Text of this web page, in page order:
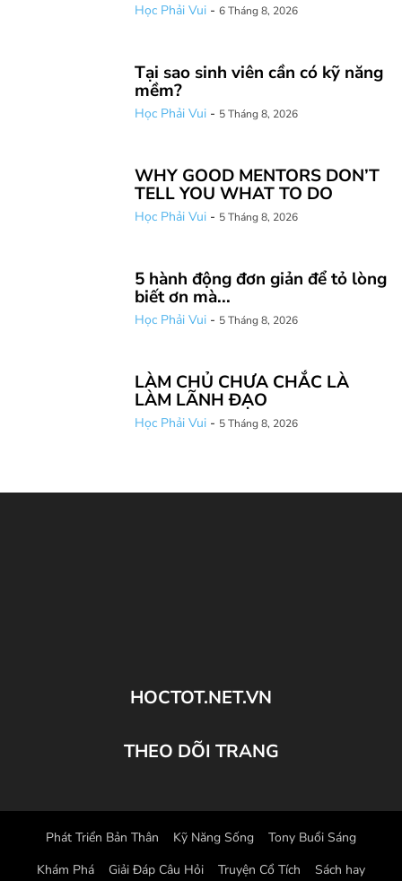
Học Phải Vui - 6 Tháng 8, 2026
Tại sao sinh viên cần có kỹ năng
mềm?
Học Phải Vui - 5 Tháng 8, 2026
WHY GOOD MENTORS DON’T
TELL YOU WHAT TO DO
Học Phải Vui - 5 Tháng 8, 2026
5 hành động đơn giản để tỏ lòng
biết ơn mà...
Học Phải Vui - 5 Tháng 8, 2026
LÀM CHỦ CHƯA CHẮC LÀ
LÀM LÃNH ĐẠO
Học Phải Vui - 5 Tháng 8, 2026
HOCTOT.NET.VN
THEO DÕI TRANG
Phát Triển Bản Thân Kỹ Năng Sống
Tony Buổi Sáng
Khám Phá
Giải Đáp Câu Hỏi Truyện Cổ Tích Sách hay